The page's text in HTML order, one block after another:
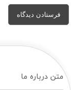
متن درباره ما